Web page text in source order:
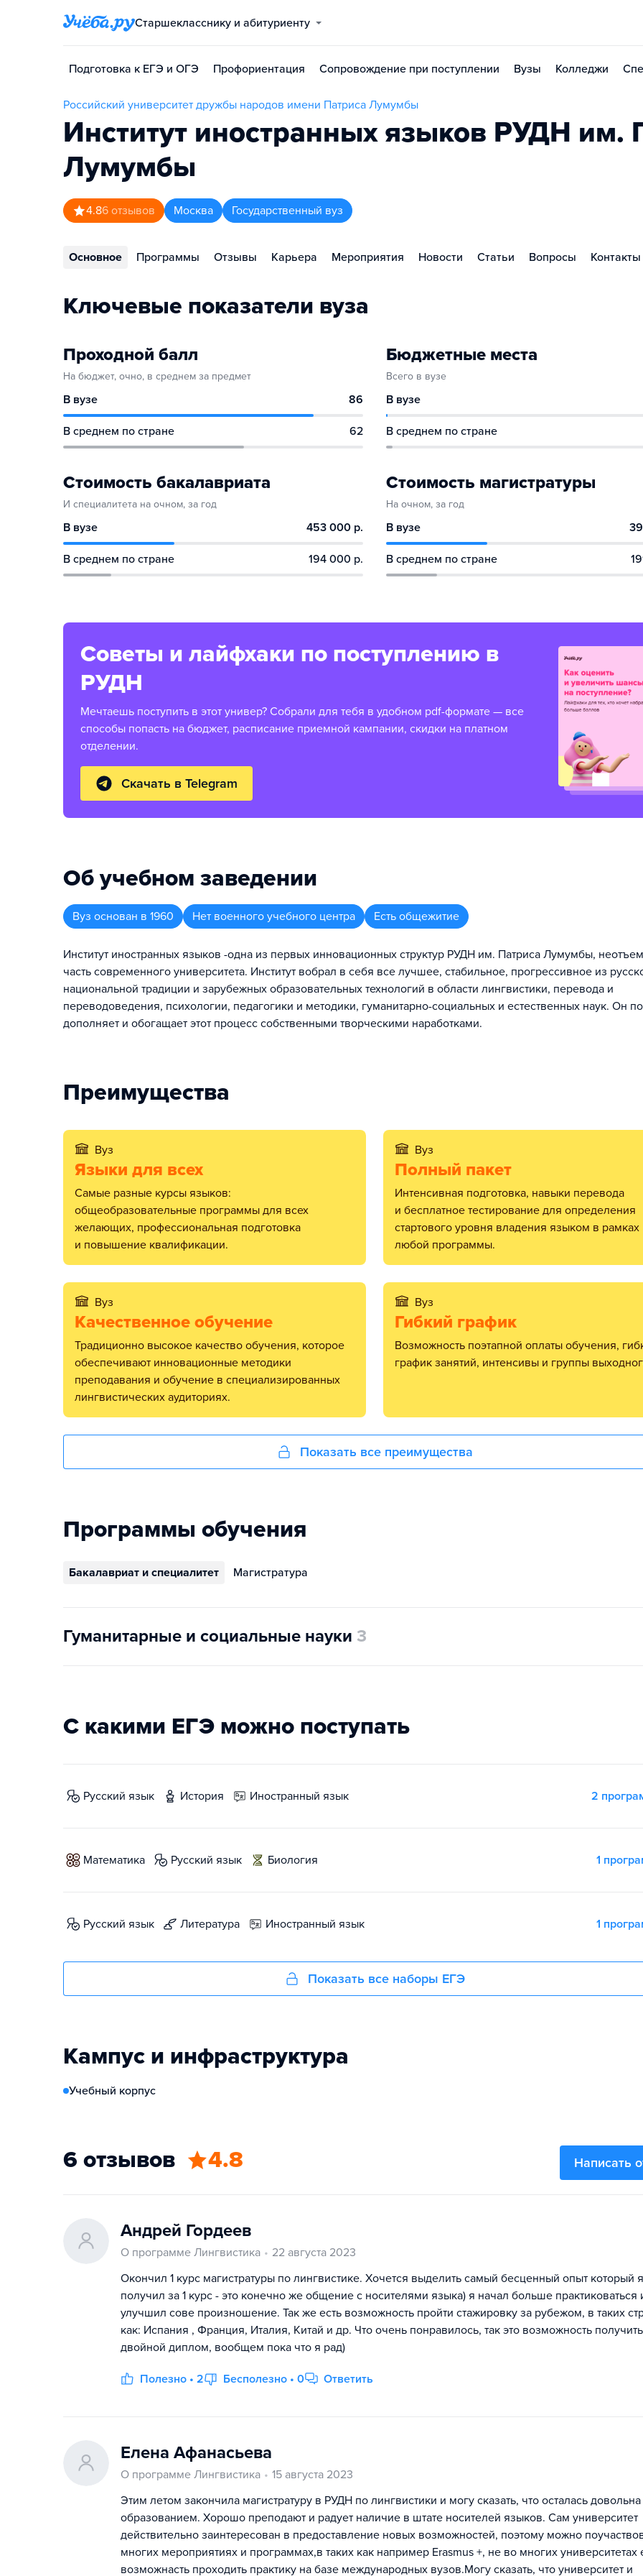
Старшекласснику и абитуриенту
Подготовка к ЕГЭ и ОГЭ Профориентация Сопровождение при поступлении Вузы Колледжи
Российский университет дружбы народов имени Патриса Лумумбы
Институт иностранных языков РУДН им.
Лумумбы
4.86 отзывов Москва Государственный вуз
Основное Программы Отзывы Карьера Мероприятия Новости Статьи Вопросы Контакты
Ключевые показатели вуза
Проходной балл
На бюджет, очно, в среднем за предмет
В вузе 86
В среднем по стране 62
Бюджетные места
Всего в вузе
В вузе
В среднем по стране
Стоимость бакалавриата
И специалитета на очном, за год
В вузе 453 000 р.
В среднем по стране 194 000 р.
Стоимость магистратуры
На очном, за год
В вузе
В среднем по стране
Советы и лайфхаки по поступлению в
РУДН
Мечтаешь поступить в этот универ? Собрали для тебя в удобном pdf-формате — все
способы попасть на бюджет, расписание приемной кампании, скидки на платном
отделении.
Скачать в Telegram
Об учебном заведении
Вуз основан в 1960 Нет военного учебного центра Есть общежитие
Институт иностранных языков -одна из первых инновационных структур РУДН им. Патриса Лумумбы,
часть современного университета. Институт вобрал в себя все лучшее, стабильное, прогрессивное из
национальной традиции и зарубежных образовательных технологий в области лингвистики, перевода и
переводоведения, психологии, педагогики и методики, гуманитарно-социальных и естественных наук. Он
дополняет и обогащает этот процесс собственными творческими наработками.
Преимущества
Вуз
Языки для всех
Самые разные курсы языков:
общеобразовательные программы для всех
желающих, профессиональная подготовка
и повышение квалификации.
Вуз
Полный пакет
Интенсивная подготовка, навыки перевода
и бесплатное тестирование для определения
стартового уровня владения языком в рамках
любой программы.
Вуз
Качественное обучение
Традиционно высокое качество обучения, которое
обеспечивают инновационные методики
преподавания и обучение в специализированных
лингвистических аудиториях.
Вуз
Гибкий график
Возможность поэтапной оплаты обучения, гибкий
график занятий, интенсивы и группы
Показать все преимущества
Программы обучения
Бакалавриат и специалитет Магистратура
Гуманитарные и социальные науки 3
С какими ЕГЭ можно поступать
русский язык история иностранный язык 2
математика русский язык биология 1
русский язык литература иностранный язык 1
Показать все наборы ЕГЭ
Кампус и инфраструктура
Учебный корпус
6 отзывов 4.8 Написать
Андрей Гордеев
О программе Лингвистика
22 августа 2023
Окончил 1 курс магистратуры по лингвистике. Хочется выделить самый бесценный опыт который я
получил за 1 курс - это конечно же общение с носителями языка) я начал больше практиковаться
улучшил сове произношение. Так же есть возможность пройти стажировку за рубежом, в таких
как: Испания , Франция, Италия, Китай и др. Что очень понравилось, так это возможность получить
двойной диплом, вообщем пока что я рад)
Полезно • 2 Бесполезно • 0 Ответить
Елена Афанасьева
О программе Лингвистика
15 августа 2023
Этим летом закончила магистратуру в РУДН по лингвистики и могу сказать, что осталась довольна
образованием. Хорошо преподают и радует наличие в штате носителей языков. Сам университет
действительно заинтересован в предоставление новых возможностей, поэтому можно
многих мероприятиях и программах,в таких как например Erasmus +, не во многих университетах
возможнасть проходить практику на базе международных вузов.Могу сказать, что университет и